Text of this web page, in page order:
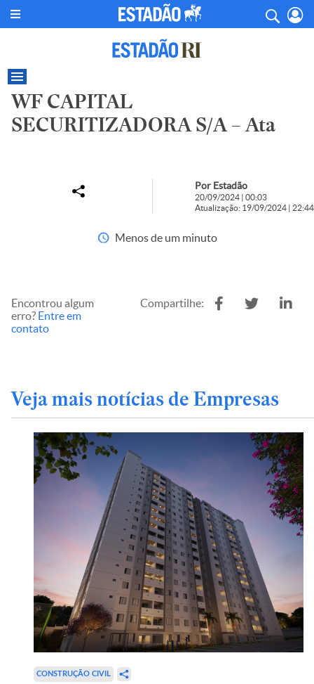
WF CAPITAL
SECURITIZADORA S/A – Ata
Por Estadão
20/09/2024 | 00:03
Atualização: 19/09/2024 | 22:44
Menos de um minuto
Encontrou algum
erro? Entre em
contato
Compartilhe:
Veja mais notícias de Empresas
CONSTRUÇÃO CIVIL